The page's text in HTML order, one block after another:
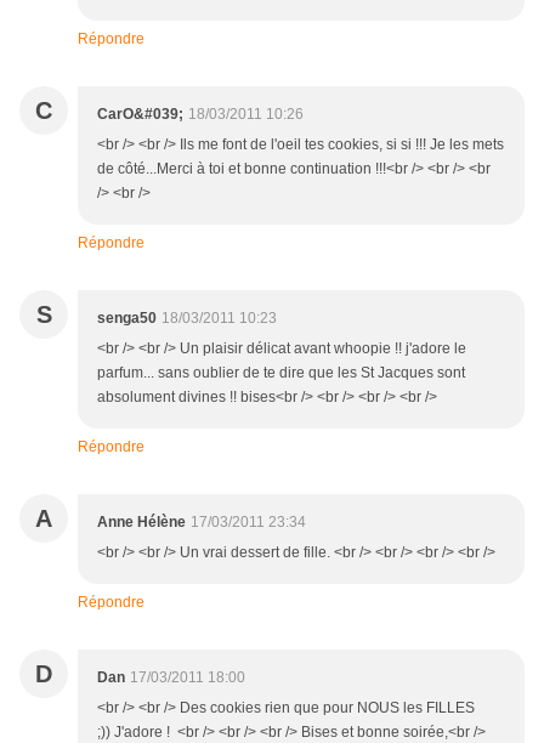
Répondre
C CarO&#039; 18/03/2011 10:26
<br /> <br /> Ils me font de l'oeil tes cookies, si si !!! Je les mets
de côté...Merci à toi et bonne continuation !!!<br /> <br /> <br
/> <br />
Répondre
S senga50 18/03/2011 10:23
<br /> <br /> Un plaisir délicat avant whoopie !! j'adore le
parfum... sans oublier de te dire que les St Jacques sont
absolument divines !! bises<br /> <br /> <br /> <br />
Répondre
A Anne Hélène 17/03/2011 23:34
<br /> <br /> Un vrai dessert de fille. <br /> <br /> <br /> <br />
Répondre
D Dan 17/03/2011 18:00
<br /> <br /> Des cookies rien que pour NOUS les FILLES
;)) J'adore ! <br /> <br /> <br /> Bises et bonne soirée,<br />